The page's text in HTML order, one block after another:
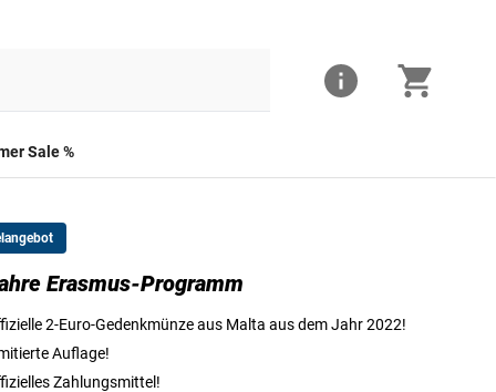
Sale %
Die Vorderseite der 2-Euro-Münze
Erasmus-Programm
2-Euro-Gedenkmünze aus Malta aus dem Jahr 2022!
Auflage!
Zahlungsmittel!